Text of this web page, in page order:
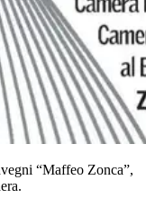
“Maffeo Zonca”,